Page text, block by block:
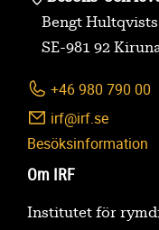
Bengt Hultqvists
SE-981 92
+46 980 790 00
irf@irf.se
Besöksinformation
Om IRF
Institutet för